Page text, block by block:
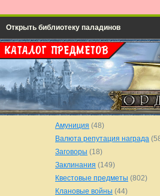
Открыть библиотеку паладинов
Амуниция (48)
Валюта репутация награда
Заговоры (18)
Заклинания (149)
Квестовые предметы (802)
Клановые войны (44)